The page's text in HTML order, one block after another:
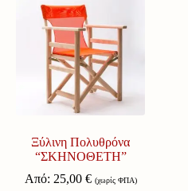
Ξύλινη Πολυθρόνα
“ΣΚΗΝΟΘΕΤΗ”
Από: 25,00 € (χωρίς ΦΠΑ)